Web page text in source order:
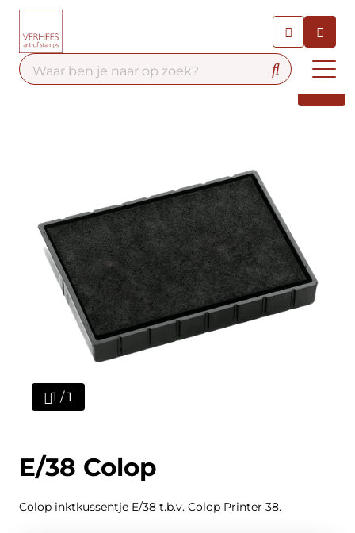
Contact
1 / 1
E/38 Colop
Colop inktkussentje E/38 t.b.v. Colop Printer 38.